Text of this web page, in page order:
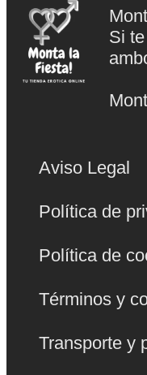
Si
Aviso Legal
Política de
Política de
Términos y
Transporte y